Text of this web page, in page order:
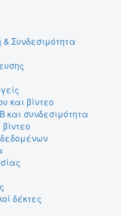
Συνδεσιμότητα
και βίντεο
και συνδεσιμότητα
δέκτες